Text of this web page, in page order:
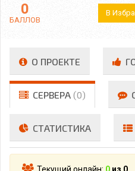
0
БАЛЛОВ
В
О ПРОЕКТЕ
СЕРВЕРА (0)
СТАТИСТИКА